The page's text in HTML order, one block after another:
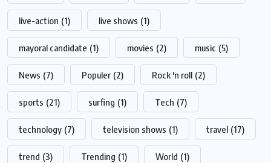
live-action (1) live shows (1)
mayoral candidate (1) movies (2) music (5)
News (7) Populer (2) Rock 'n roll (2)
sports (21) surfing (1) Tech (7)
technology (7) television shows (1) travel (17)
trend (3) Trending (1) World (1)